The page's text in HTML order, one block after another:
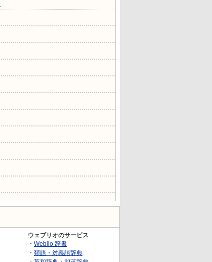
ウェブリオのサービス
・ Weblio 辞書
・ 類語・対義語辞典